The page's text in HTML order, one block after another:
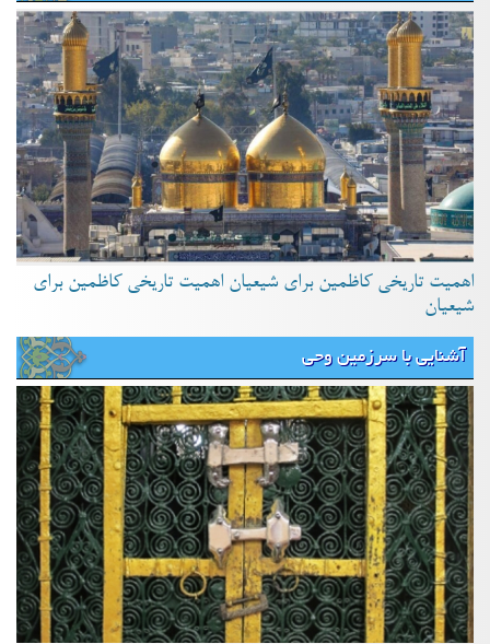
اهمیت تاریخی کاظمین برای شیعیان اهمیت تاریخی کاظمین برای
شیعیان
آشنایی با سرزمین وحی